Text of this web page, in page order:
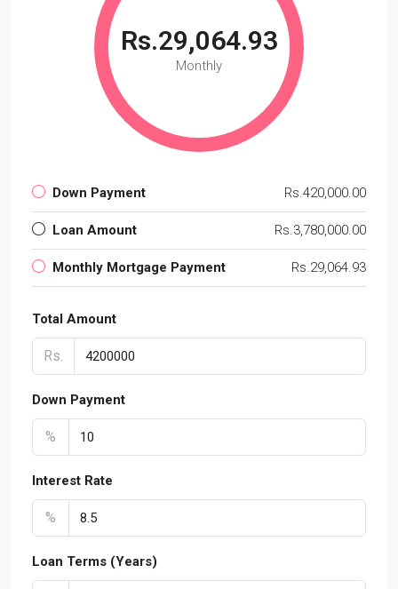
Rs.29,064.93
Monthly
Down Payment Rs.420,000.00
Loan Amount Rs.3,780,000.00
Monthly Mortgage Payment Rs.29,064.93
Total Amount
Rs.
Down Payment
%
Interest Rate
%
Loan Terms (Years)